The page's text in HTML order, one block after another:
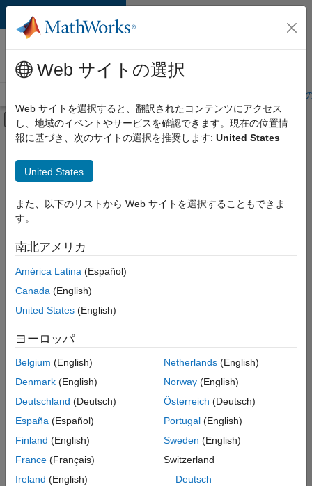
コンテンツへスキップ
MathWorks 採用
情報
学生・キャリア初期
オフキャンバス ナビゲーション メ
メインコンテンツ
絞り込み条件
教育機関向けセールス
インサイド セールス
マーケティング コミュニケーション
経理および財務
オフィス・管理サービス
選
し
人
の
保
存
一
部
人
情
Web サイトの選択
Web サイトを選択すると、翻訳されたコンテンツにアクセス
し、地域のイベントやサービスを確認できます。現在の位置情
報に基づき、次のサイトの選択を推奨します: United States
United States
また、以下のリストから Web サイトを選択することもできま
す。
南北アメリカ
América Latina (Español)
Canada (English)
United States (English)
ヨーロッパ
Belgium (English)
Denmark (English)
Deutschland (Deutsch)
España (Español)
Finland (English)
France (Français)
Ireland (English)
Netherlands(English)
Norway(English)
Österreich (Deutsch)
Portugal(English)
Sweden (English)
Switzerland
Deutsch